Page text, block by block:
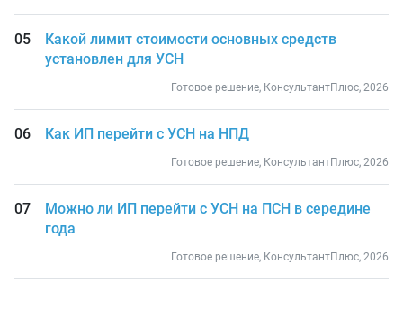
Какой лимит стоимости основных средств
установлен для УСН
Готовое решение, КонсультантПлюс, 2026
Как ИП перейти с УСН на НПД
Готовое решение, КонсультантПлюс, 2026
Можно ли ИП перейти с УСН на ПСН в середине
года
Готовое решение, КонсультантПлюс, 2026